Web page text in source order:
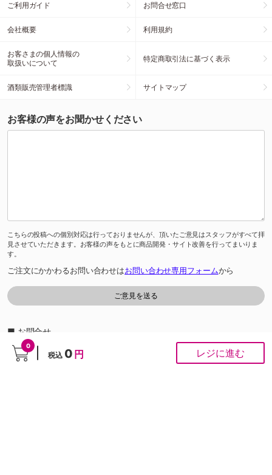
0
税込 0 円 レジに進む
ご利用ガイド お問合せ窓口
会社概要 利用規約
お客さまの個人情報の
取扱いについて
特定商取引法に基づく表示
酒類販売管理者標識 サイトマップ
お客様の声をお聞かせください
こちらの投稿への個別対応は行っておりませんが、頂いたご意見はスタッフがすべて拝
見させていただきます。お客様の声をもとに商品開発・サイト改善を行ってまいりま
す。
ご注文にかかわるお問い合わせはお問い合わせ専用フォームから
■ お問合せ
「よくあるご質問」は
0120-37-1947